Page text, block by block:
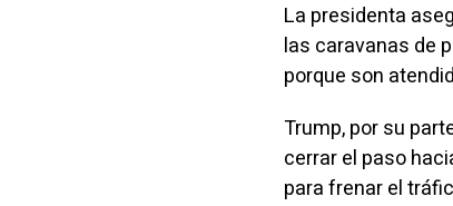
La presidenta
las caravanas de
porque son
Trump, por su
cerrar el paso
para frenar el